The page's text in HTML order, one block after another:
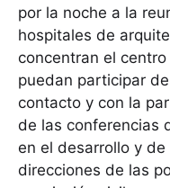
por la noche a la
hospitales de
concentran el
puedan participar
contacto y con la
de las conferencias
en el desarrollo y
direcciones de las